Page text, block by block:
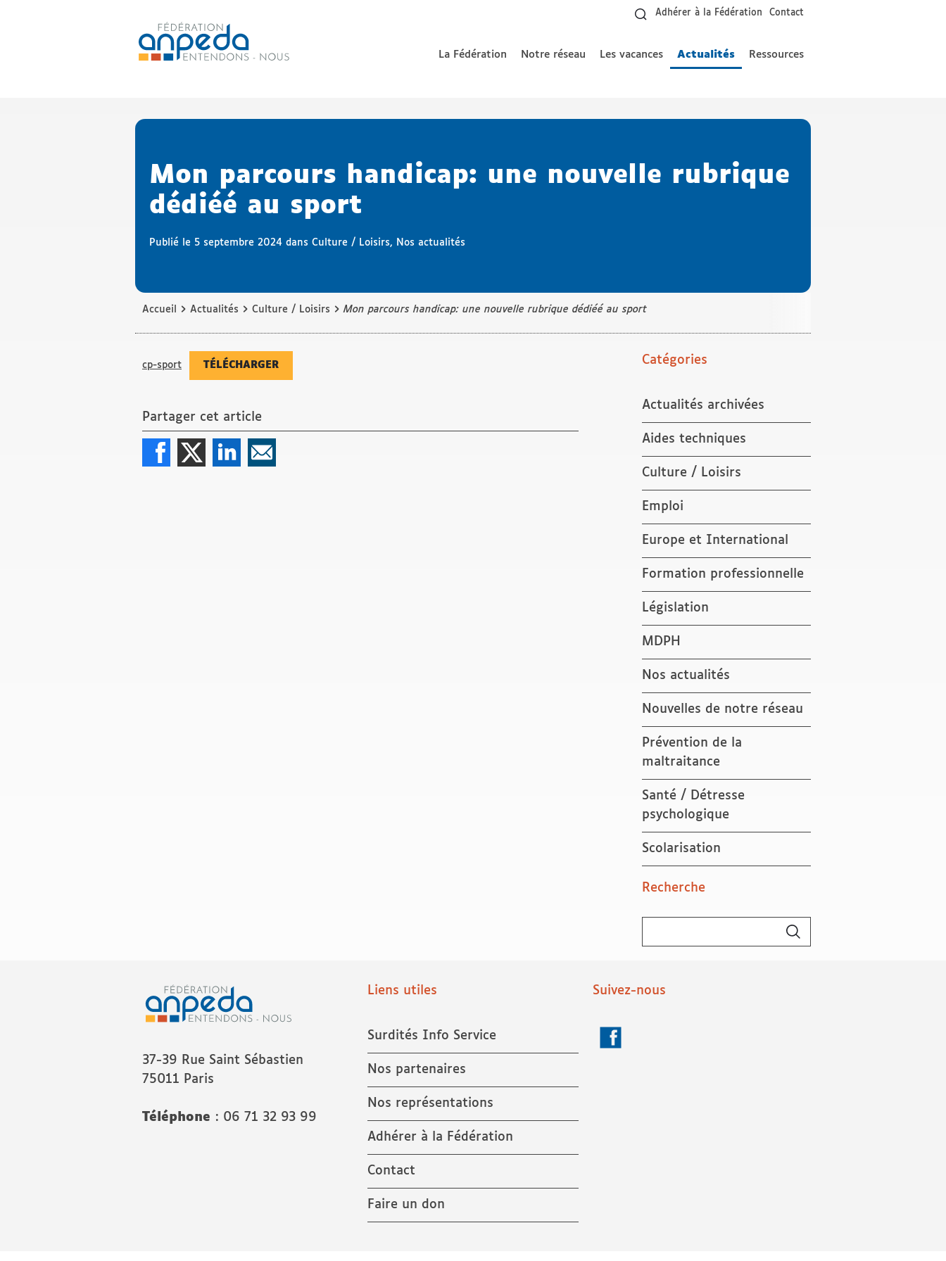
Adhérer à la Fédération Contact
La Fédération Notre réseau Les vacances
Actualités
- Actif
Ressources
Mon parcours handicap: une nouvelle rubrique
dédiéé au sport
Publié le 5 septembre 2024 dans Culture / Loisirs, Nos actualités
Accueil › Actualités › Culture / Loisirs ›Mon parcours handicap: une nouvelle rubrique dédiéé au sport
Catégories
Actualités archivées
Aides techniques
Culture / Loisirs
Emploi
Europe et International
Formation professionnelle
Législation
MDPH
Nos actualités
Nouvelles de notre réseau
Prévention de la
maltraitance
Santé / Détresse
psychologique
Scolarisation
Recherche
cp-sport TÉLÉCHARGER
Partager cet article
37-39 Rue Saint Sébastien
75011 Paris
Téléphone : 06 71 32 93 99
Liens utiles
Surdités Info Service
Nos partenaires
Nos représentations
Adhérer à la Fédération
Contact
Faire un don
Suivez-nous